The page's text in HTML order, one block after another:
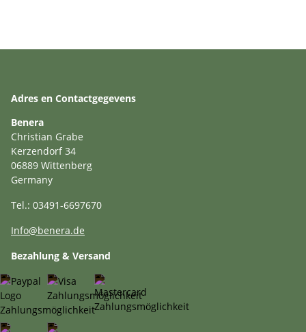
Adres en Contactgegevens
Benera
Christian Grabe
Kerzendorf 34
06889 Wittenberg
Germany
Tel.: 03491-6697670
Info@benera.de
Bezahlung & Versand